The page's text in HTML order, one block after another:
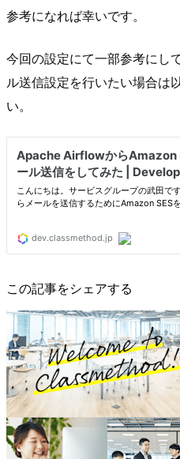
参考になれば幸いです。
今回の設定にて一部参考にし
ル送信設定を行いたい場合は
い。
この記事をシェアする